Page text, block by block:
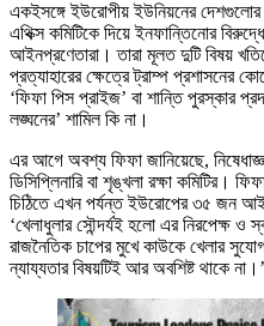
একইসঙ্গে ইউরোপীয় ইউনিয়নের দেশগুলোর
এথিক্স কমিটিকে দিয়ে ইনফান্তিনোর
আইনপ্রণেতারা। তারা মূলত দুটি বিষয়
প্রত্যাহারের ক্ষেত্রে ট্রাম্প প্রশাসনের
‘ফিফা পিস প্রাইজ’ বা শান্তি পুরস্কার
লঙ্ঘনের’ শামিল কি না।
এর আগে অবশ্য ফিফা জানিয়েছে,
ডিসিপ্লিনারি বা শৃঙ্খলা রক্ষা কমিটির।
চিঠিতে এখন পর্যন্ত ইউরোপের ৩৫ জন
‘খেলাধুলার সৌন্দর্যই হলো এর নিরপেক্ষ
রাজনৈতিক চাপের মুখে কাউকে খেলার
ন্যায্যতার বিষয়টিই আর অবশিষ্ট থাকে না।’